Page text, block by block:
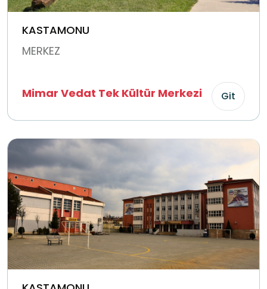
KASTAMONU
MERKEZ
Mimar Vedat Tek Kültür Merkezi Git